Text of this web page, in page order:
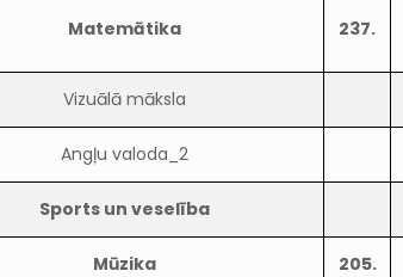
Matemātika 237.
Vizuālā māksla
Angļu valoda_2
Sports un veselība
Mūzika 205.